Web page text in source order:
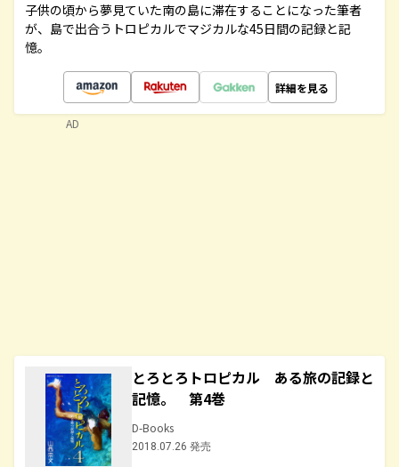
子供の頃から夢見ていた南の島に滞在することになった筆者
が、島で出合うトロピカルでマジカルな45日間の記録と記
憶。
詳細を見る
とろとろトロピカル ある旅の記録と
記憶。 第4巻
D-Books
2018.07.26 発売
AD